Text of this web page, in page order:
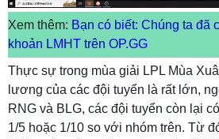
Xem thêm: Bạn có biết: Chúng ta đã
khoản LMHT trên OP.GG
Thực sự trong mùa giải LPL Mùa
lương của các đội tuyển là rất lớn,
RNG và BLG, các đội tuyển còn lại
1/5 hoặc 1/10 so với nhóm trên. Từ